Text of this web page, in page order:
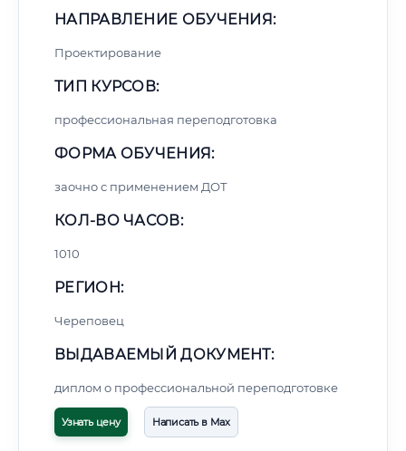
НАПРАВЛЕНИЕ ОБУЧЕНИЯ:
Проектирование
ТИП КУРСОВ:
профессиональная переподготовка
ФОРМА ОБУЧЕНИЯ:
заочно с применением ДОТ
КОЛ-ВО ЧАСОВ:
1010
РЕГИОН:
Череповец
ВЫДАВАЕМЫЙ ДОКУМЕНТ:
диплом о профессиональной переподготовке
Узнать цену Написать в Max